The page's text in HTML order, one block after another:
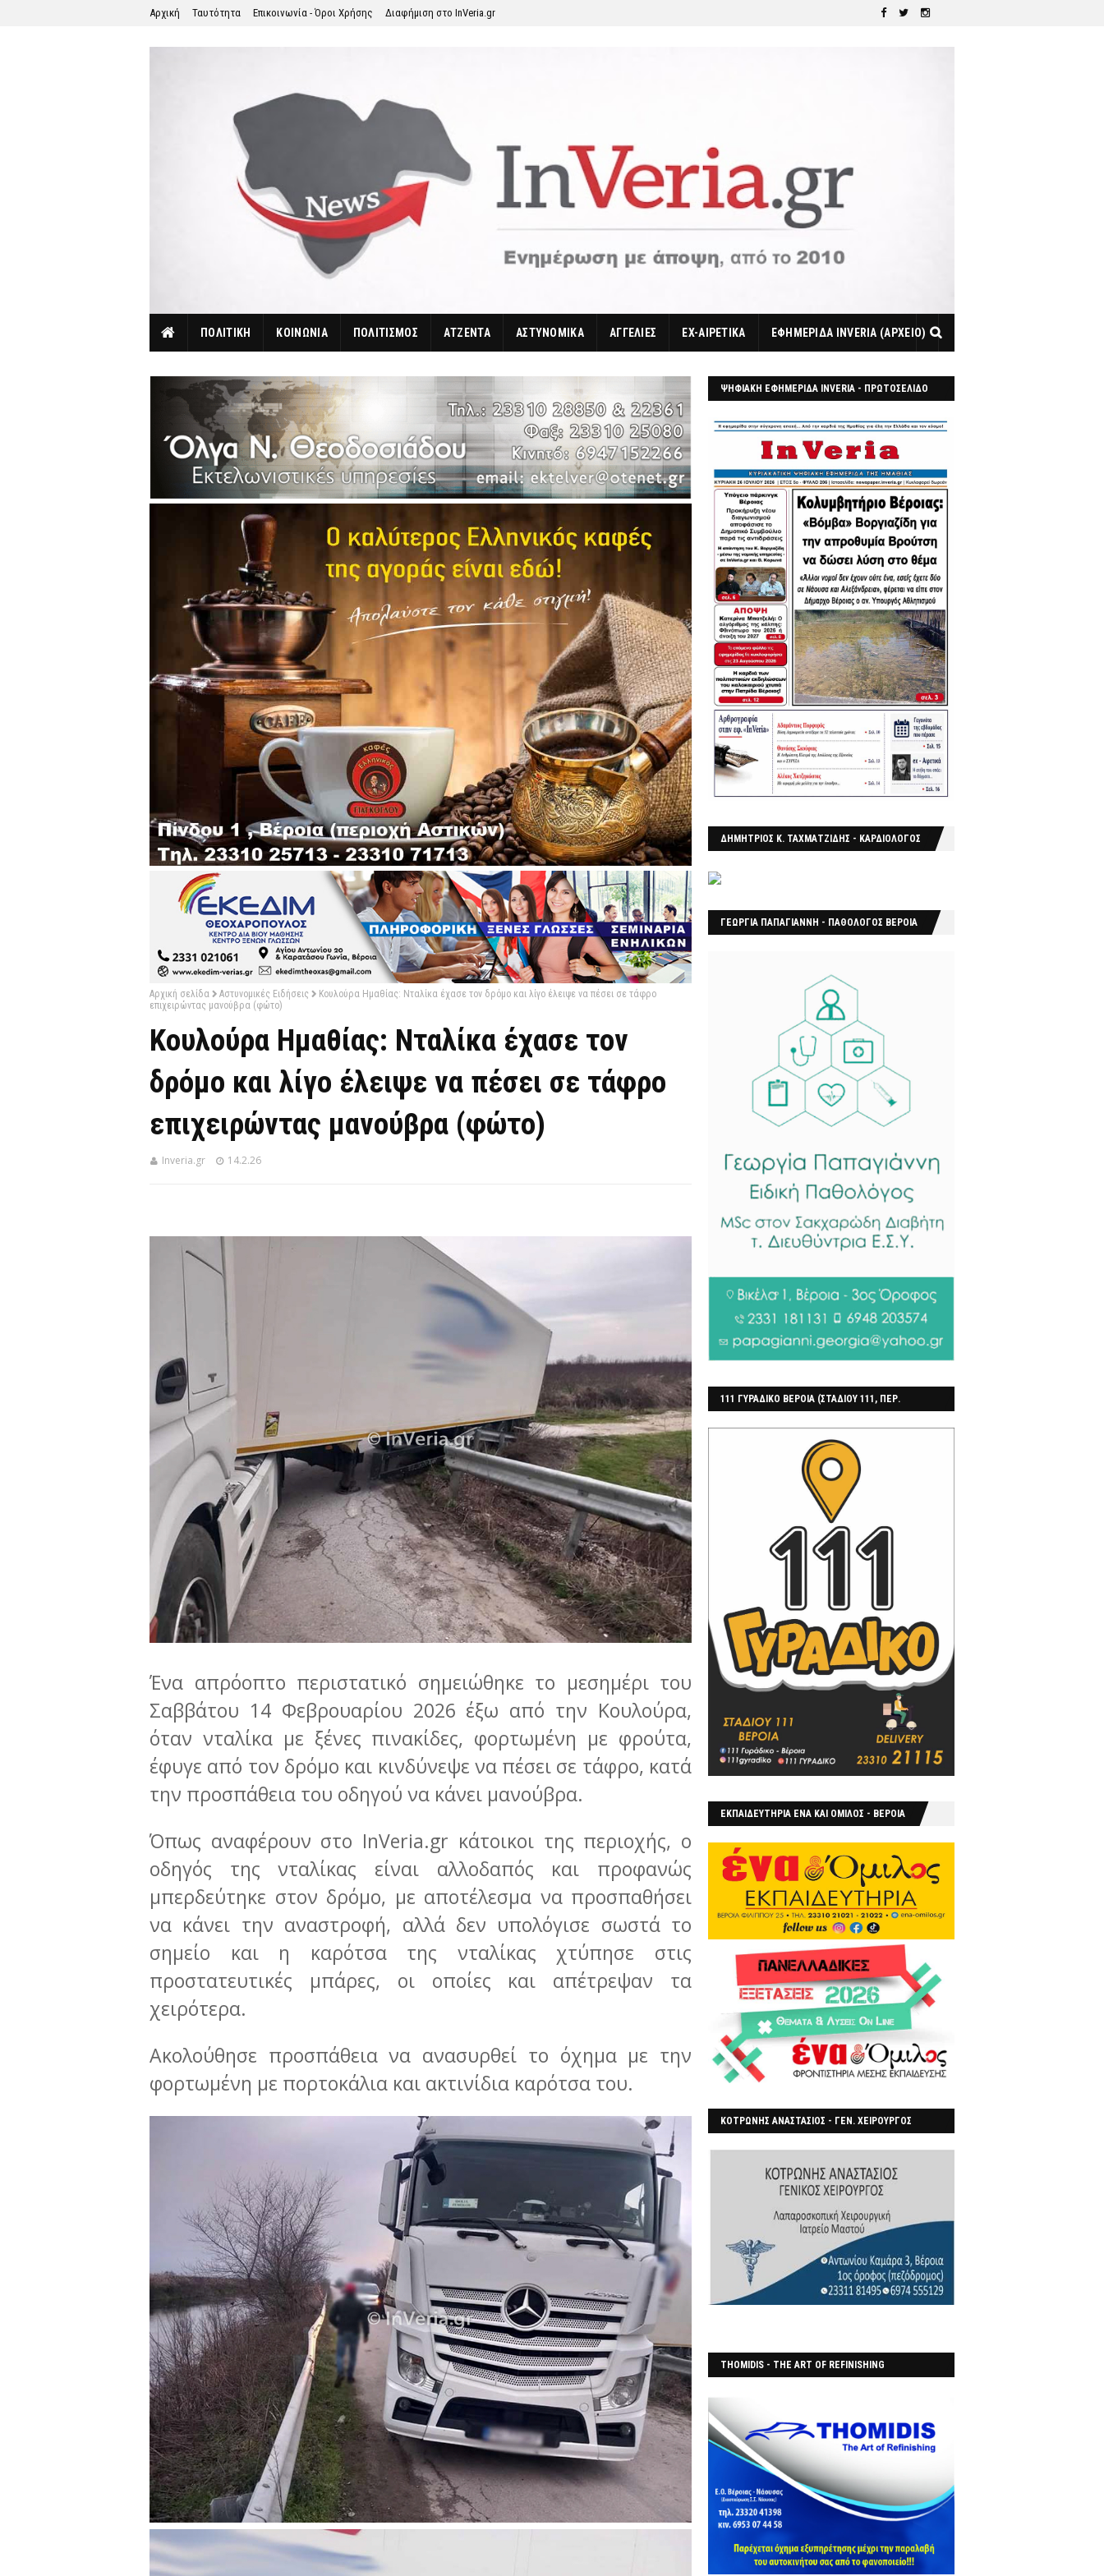
Αρχική Ταυτότητα Επικοινωνία - Όροι Χρήσης Διαφήμιση στο InVeria.gr
ΠΟΛΙΤΙΚΗ ΚΟΙΝΩΝΙΑ ΠΟΛΙΤΙΣΜΟΣ ΑΤΖΕΝΤΑ ΑΣΤΥΝΟΜΙΚΑ ΑΓΓΕΛΙΕΣ EX-ΑΙΡΕΤΙΚΑ ΕΦΗΜΕΡΙΔΑ INVERIA (ΑΡΧΕΙΟ)
Αρχική σελίδα Αστυνομικές Ειδήσεις
Κουλούρα Ημαθίας: Νταλίκα έχασε τον δρόμο και λίγο έλειψε να πέσει σε τάφρο
επιχειρώντας μανούβρα (φώτο)
Κουλούρα Ημαθίας: Νταλίκα έχασε τον
δρόμο και λίγο έλειψε να πέσει σε τάφρο
επιχειρώντας μανούβρα (φώτο)
Inveria.gr 14.2.26
Ένα απρόοπτο περιστατικό σημειώθηκε το μεσημέρι του
Σαββάτου 14 Φεβρουαρίου 2026 έξω από την Κουλούρα,
όταν νταλίκα με ξένες πινακίδες, φορτωμένη με φρούτα,
έφυγε από τον δρόμο και κινδύνεψε να πέσει σε τάφρο, κατά
την προσπάθεια του οδηγού να κάνει μανούβρα.
Όπως αναφέρουν στο InVeria.gr κάτοικοι της περιοχής, ο
οδηγός της νταλίκας είναι αλλοδαπός και προφανώς
μπερδεύτηκε στον δρόμο, με αποτέλεσμα να προσπαθήσει
να κάνει την αναστροφή, αλλά δεν υπολόγισε σωστά το
σημείο και η καρότσα της νταλίκας χτύπησε στις
προστατευτικές μπάρες, οι οποίες και απέτρεψαν τα
χειρότερα.
Ακολούθησε προσπάθεια να ανασυρθεί το όχημα με την
φορτωμένη με πορτοκάλια και ακτινίδια καρότσα του.
ΨΗΦΙΑΚΗ ΕΦΗΜΕΡΙΔΑ INVERIA - ΠΡΩΤΟΣΕΛΙΔΟ
ΔΗΜΗΤΡΙΟΣ Κ. ΤΑΧΜΑΤΖΙΔΗΣ - ΚΑΡΔΙΟΛΟΓΟΣ
ΓΕΩΡΓΙΑ ΠΑΠΑΓΙΑΝΝΗ - ΠΑΘΟΛΟΓΟΣ ΒΕΡΟΙΑ
111 ΓΥΡΑΔΙΚΟ ΒΕΡΟΙΑ (ΣΤΑΔΙΟΥ 111, ΠΕΡ.
ΕΚΠΑΙΔΕΥΤΗΡΙΑ ΕΝΑ ΚΑΙ ΟΜΙΛΟΣ - ΒΕΡΟΙΑ
ΚΟΤΡΩΝΗΣ ΑΝΑΣΤΑΣΙΟΣ - ΓΕΝ. ΧΕΙΡΟΥΡΓΟΣ
THOMIDIS - THE ART OF REFINISHING